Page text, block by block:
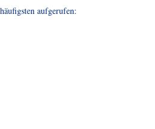
aufgerufen: